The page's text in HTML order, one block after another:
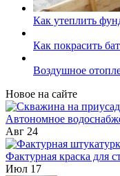
Как утеплить
Как покрасить
Воздушное
Новое на сайте
Автономное
Авг 24
Фактурная краска для
Июл 17